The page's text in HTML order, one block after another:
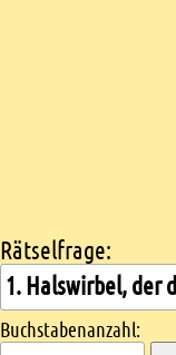
Kreuzworträtsel suchen
Rätselfrage:
Buchstabenanzahl: